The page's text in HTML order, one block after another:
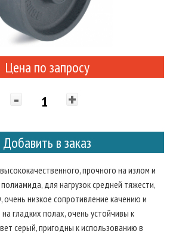
Цена по запросу
- +
Добавить в заказ
прочного на излом и
для нагрузок средней тяжести,
очень низкое сопротивление качению и
гладких полах, очень устойчивы к
серый, пригодны к использованию в